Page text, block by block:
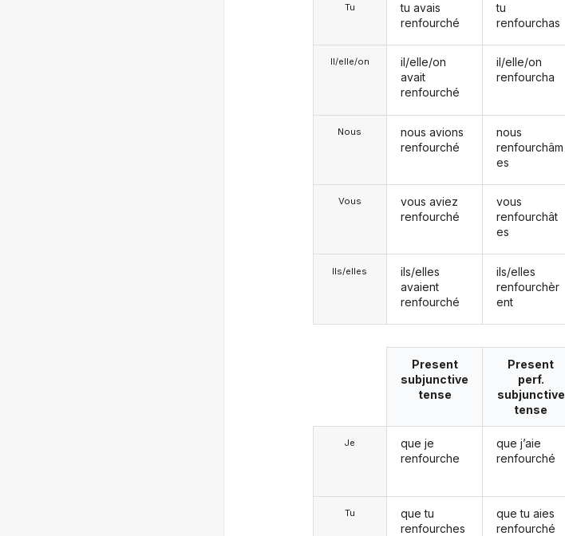
Tu
Il/elle/on
Nous
Vous
Ils/elles
tu avais
renfourché
il/elle/on
avait
renfourché
nous avions
renfourché
vous aviez
renfourché
ils/elles
avaient
renfourché
tu
renfourchas
il/elle/on
renfourcha
nous
renfourchâm
es
vous
renfourchât
es
ils/elles
renfourchèr
ent
Je
Tu
Present
subjunctive
tense
que je
renfourche
que tu
renfourches
Present
perf.
subjunctive
tense
que j’aie
renfourché
que tu aies
renfourché